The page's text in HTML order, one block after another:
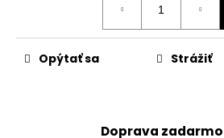
Opýtať sa Strážiť
Doprava
DOTYKOVÁ
PLOCHA